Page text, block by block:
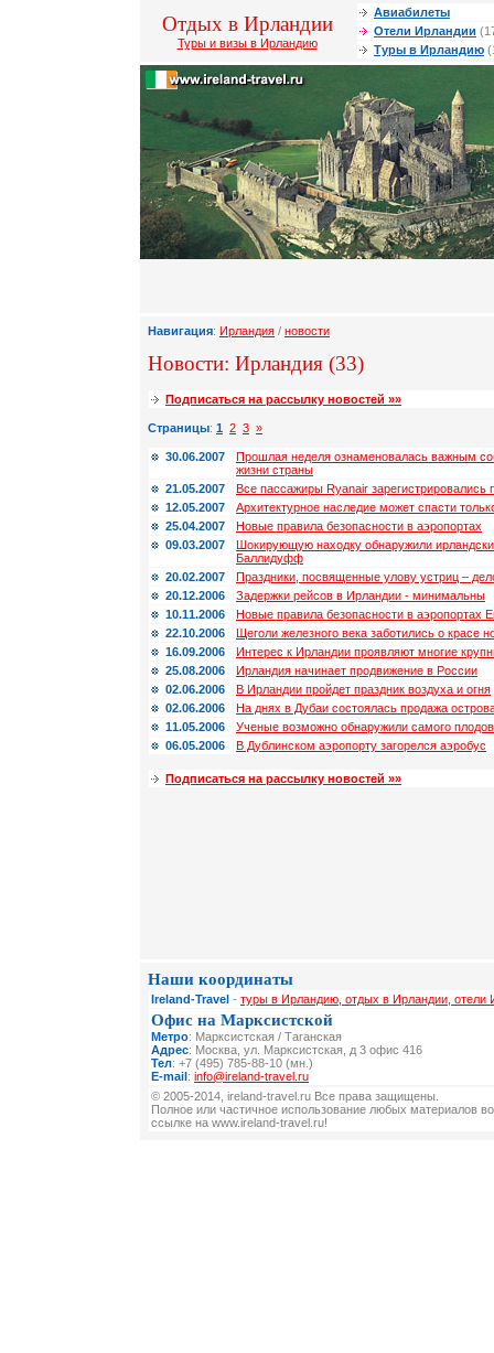
Отдых в Ирландии
Туры и визы в Ирландию
Авиабилеты
Отели Ирландии
Туры в Ирландию
Навигация: Ирландия / новости
Новости: Ирландия (33)
Подписаться на рассылку новостей »»
Страницы: 1 2 3 »
30.06.2007
Прошлая неделя ознаменовалась важным
жизни страны
21.05.2007
Все пассажиры Ryanair зарегистрировались
12.05.2007
Архитектурное наследие может спасти
25.04.2007
Новые правила безопасности в аэропортах
09.03.2007
Шокирующую находку обнаружили
Баллидуфф
20.02.2007
Праздники, посвященные улову устриц –
20.12.2006
Задержки рейсов в Ирландии - минимальны
10.11.2006
Новые правила безопасности в аэропортах
22.10.2006
Щеголи железного века заботились о красе
16.09.2006
Интерес к Ирландии проявляют многие
25.08.2006
Ирландия начинает продвижение в России
02.06.2006
В Ирландии пройдет праздник воздуха и огня
02.06.2006
На днях в Дубаи состоялась продажа
11.05.2006
Ученые возможно обнаружили самого
06.05.2006
В Дублинском аэропорту загорелся аэробус
Подписаться на рассылку новостей »»
Наши координаты
Ireland-Travel - туры в Ирландию, отдых в Ирландии, отели
Офис на Марксистской
Метро: Марксистская / Таганская
Адрес: Москва, ул. Марксистская, д 3 офис 416
Тел: +7 (495) 785-88-10 (мн.)
E-mail: info@ireland-travel.ru
© 2005-2014, ireland-travel.ru Все права защищены.
Полное или частичное использование любых материалов
ссылке на www.ireland-travel.ru!